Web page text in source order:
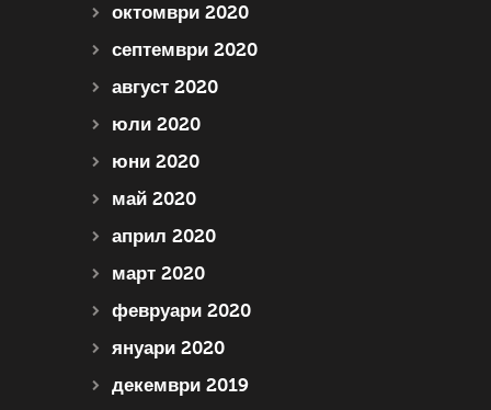
октомври 2020
септември 2020
август 2020
юли 2020
юни 2020
май 2020
април 2020
март 2020
февруари 2020
януари 2020
декември 2019